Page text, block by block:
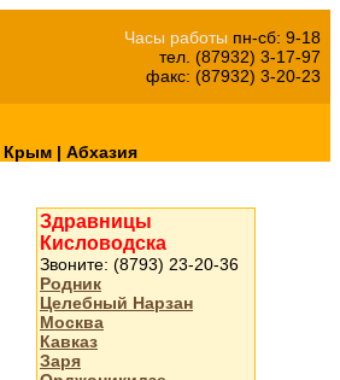
Часы работы пн-сб: 9-18
тел. (87932) 3-17-97
факс: (87932) 3-20-23
Крым | Абхазия
Здравницы
Кисловодска
Звоните: (8793) 23-20-36
Родник
Целебный Нарзан
Москва
Кавказ
Заря